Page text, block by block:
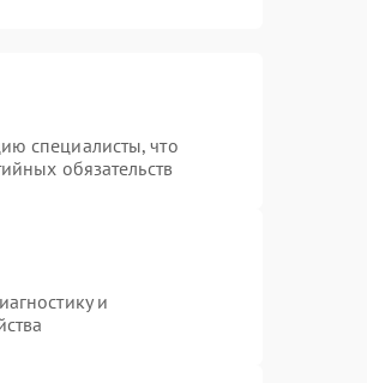
специалисты, что
обязательств
и